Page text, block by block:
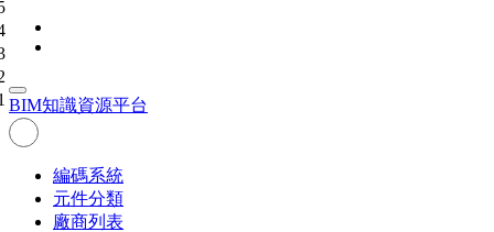
BIM知識資源平台
編碼系統
元件分類
廠商列表